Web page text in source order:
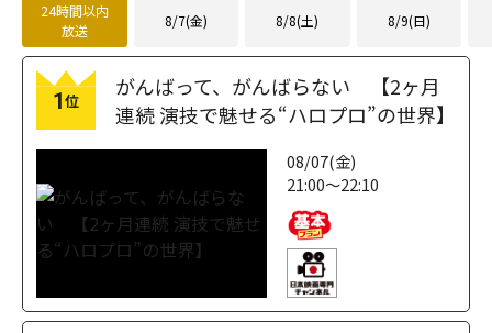
24時間以内
放送
8/7(金) 8/8(土) 8/9(日)
1位
がんばって、がんばらない 【2ヶ月
連続 演技で魅せる“ハロプロ”の世界】
08/07(金)
21:00～22:10